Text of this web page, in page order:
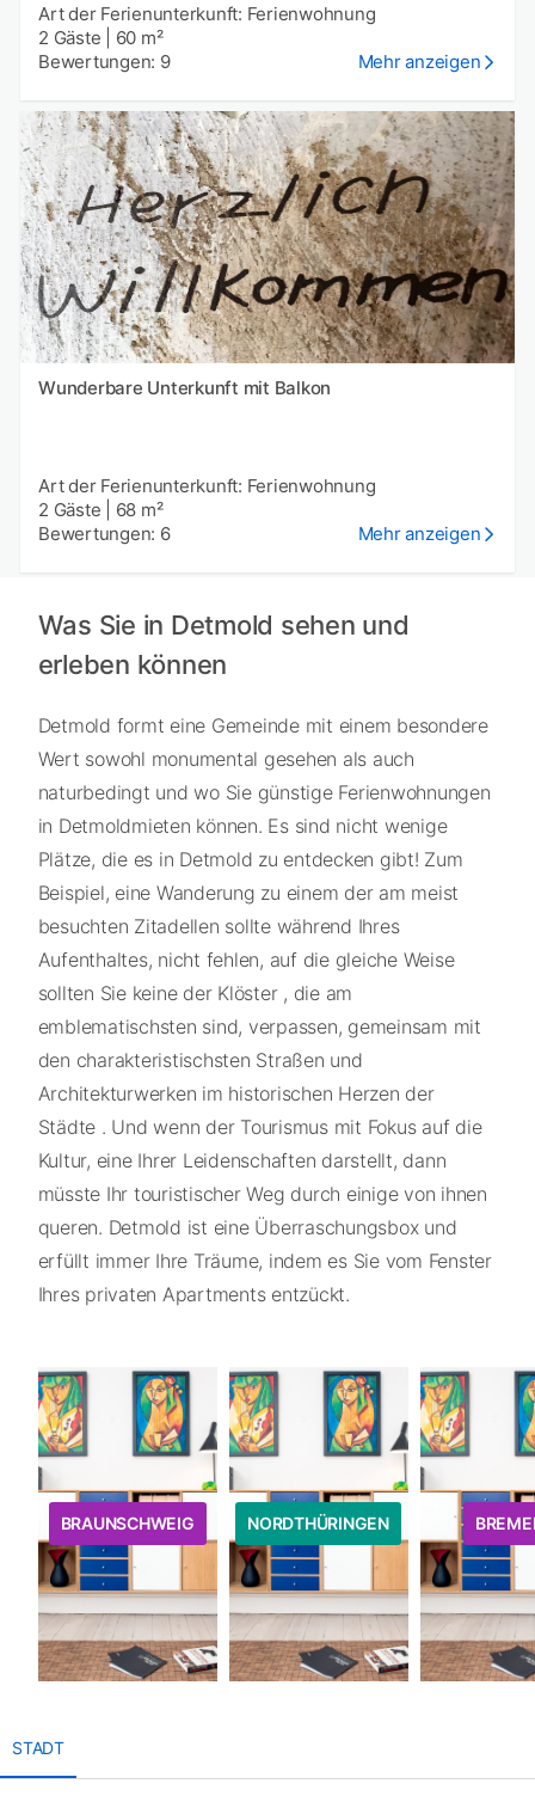
Art der Ferienunterkunft: Ferienwohnung
2 Gäste
60 m²
Bewertungen: 9
Mehr anzeigen
Wunderbare Unterkunft mit Balkon
Art der Ferienunterkunft: Ferienwohnung
2 Gäste
68 m²
Bewertungen: 6
Mehr anzeigen
Was Sie in Detmold sehen und
erleben können
Detmold formt eine Gemeinde mit einem besondere
Wert sowohl monumental gesehen als auch
naturbedingt und wo Sie günstige Ferienwohnungen
in Detmoldmieten können. Es sind nicht wenige
Plätze, die es in Detmold zu entdecken gibt! Zum
Beispiel, eine Wanderung zu einem der am meist
besuchten Zitadellen sollte während Ihres
Aufenthaltes, nicht fehlen, auf die gleiche Weise
sollten Sie keine der Klöster , die am
emblematischsten sind, verpassen, gemeinsam mit
den charakteristischsten Straßen und
Architekturwerken im historischen Herzen der
Städte . Und wenn der Tourismus mit Fokus auf die
Kultur, eine Ihrer Leidenschaften darstellt, dann
müsste Ihr touristischer Weg durch einige von ihnen
queren. Detmold ist eine Überraschungsbox und
erfüllt immer Ihre Träume, indem es Sie vom Fenster
Ihres privaten Apartments entzückt.
BRAUNSCHWEIG NORDTHÜRINGEN
STADT